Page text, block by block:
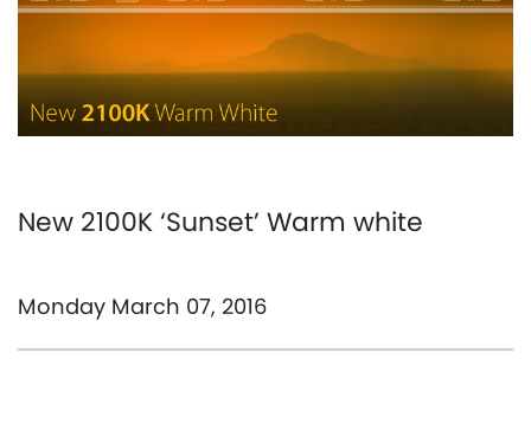
New 2100K ‘Sunset’ Warm white
Monday March 07, 2016